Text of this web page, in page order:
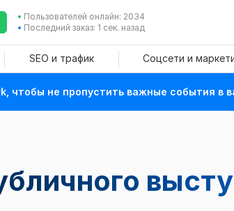
Пользователей онлайн: 2034
Последний заказ: 1 сек. назад
SEO и трафик Соцсети и
чтобы не пропустить важные события в